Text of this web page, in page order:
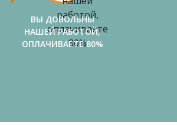
ВЫ ДОВОЛЬНЫ
НАШЕЙ РАБОТОЙ,
ОПЛАЧИВАЕТЕ 80%